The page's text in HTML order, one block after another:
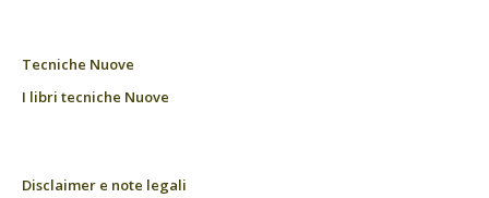
Tecniche Nuove
I libri tecniche Nuove
Disclaimer e note legali